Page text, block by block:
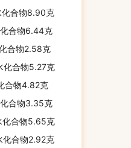
合物8.90克
合物6.44克
合物2.58克
化合物5.27克
合物4.82克
合物3.35克
化合物5.65克
合物2.92克